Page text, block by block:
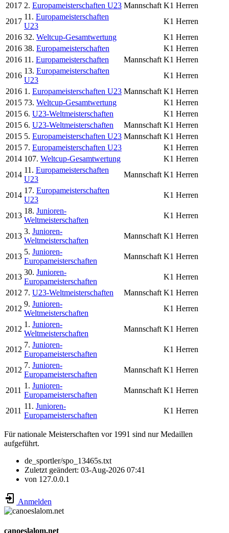
2017 2. Europameisterschaften U23 Mannschaft K1 Herren
2017
11. Europameisterschaften
U23
K1 Herren
2016 32. Weltcup-Gesamtwertung
K1 Herren
2016 38. Europameisterschaften
K1 Herren
2016 11. Europameisterschaften Mannschaft K1 Herren
2016
13. Europameisterschaften
U23
K1 Herren
2016 1. Europameisterschaften U23 Mannschaft K1 Herren
2015 73. Weltcup-Gesamtwertung
K1 Herren
2015 6. U23-Weltmeisterschaften
K1 Herren
2015 6. U23-Weltmeisterschaften Mannschaft K1 Herren
2015 5. Europameisterschaften U23 Mannschaft K1 Herren
2015 7. Europameisterschaften U23
K1 Herren
2014 107. Weltcup-Gesamtwertung
K1 Herren
2014
11. Europameisterschaften
U23
Mannschaft K1 Herren
2014
17. Europameisterschaften
U23
K1 Herren
2013
18. Junioren-
Weltmeisterschaften
K1 Herren
2013
3. Junioren-
Weltmeisterschaften
Mannschaft K1 Herren
2013
5. Junioren-
Europameisterschaften
Mannschaft K1 Herren
2013
30. Junioren-
Europameisterschaften
K1 Herren
2012 7. U23-Weltmeisterschaften Mannschaft K1 Herren
2012
9. Junioren-
Weltmeisterschaften
K1 Herren
2012
1. Junioren-
Weltmeisterschaften
Mannschaft K1 Herren
2012
7. Junioren-
Europameisterschaften
K1 Herren
2012
7. Junioren-
Europameisterschaften
Mannschaft K1 Herren
2011
1. Junioren-
Europameisterschaften
Mannschaft K1 Herren
2011
11. Junioren-
Europameisterschaften
K1 Herren
Für nationale Meisterschaften vor 1991 sind nur Medaillen
aufgeführt.
de_sportler/spo_13465s.txt
Zuletzt geändert: 03-Aug-2026 07:41
von 127.0.0.1
Anmelden
canoeslalom.net